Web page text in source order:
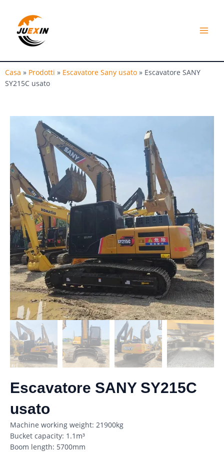
contenuto
DI
Casa » Prodotti » Escavatore Sany usato » Escavatore SANY
SY215C usato
Escavatore SANY SY215C
usato
Machine working weight: 21900kg
Bucket capacity: 1.1m³
Boom length: 5700mm